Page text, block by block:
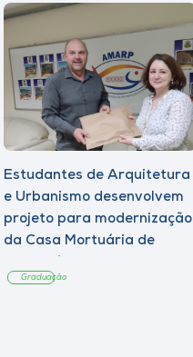
Estudantes de Arquitetura
e Urbanismo desenvolvem
projeto para modernização
da Casa Mortuária de
Graduação